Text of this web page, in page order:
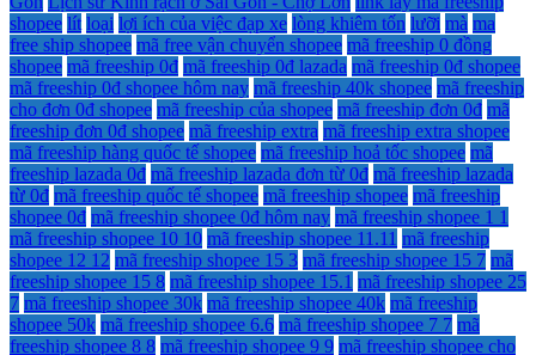
shopee lít loại lợi ích của việc đạp xe lòng khiêm tốn lưỡi mà ma
free ship shopee mã free vận chuyển shopee mã freeship 0 đồng
shopee mã freeship 0đ mã freeship 0đ lazada mã freeship 0đ shopee
mã freeship 0đ shopee hôm nay mã freeship 40k shopee mã freeship
cho đơn 0đ shopee mã freeship của shopee mã freeship đơn 0đ mã
freeship đơn 0đ shopee mã freeship extra mã freeship extra shopee
mã freeship hàng quốc tế shopee mã freeship hoả tốc shopee mã
freeship lazada 0đ mã freeship lazada đơn từ 0đ mã freeship lazada
từ 0đ mã freeship quốc tế shopee mã freeship shopee mã freeship
shopee 0đ mã freeship shopee 0đ hôm nay mã freeship shopee 1 1
mã freeship shopee 10 10 mã freeship shopee 11.11 mã freeship
shopee 12 12 mã freeship shopee 15 3 mã freeship shopee 15 7 mã
freeship shopee 15 8 mã freeship shopee 15.1 mã freeship shopee 25
7 mã freeship shopee 30k mã freeship shopee 40k mã freeship
shopee 50k mã freeship shopee 6.6 mã freeship shopee 7 7 mã
freeship shopee 8 8 mã freeship shopee 9 9 mã freeship shopee cho